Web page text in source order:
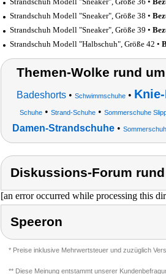
Strandschuh Modell "Sneaker", Größe 38 •
Strandschuh Modell "Sneaker", Größe 39 •
Strandschuh Modell "Halbschuh", Größe 42 •
Themen-Wolke rund
Badeshorts • Schwimmschuhe •
Schuhe• Strand-Schuhe• Sommerschuhe
Damen-Strandschuhe •
Diskussions-Forum
[an error occurred while processing this
Speeron
* Preise inklusive Mehrwertsteuer und zuzüglich
** Diese Meinung entstammt unserer